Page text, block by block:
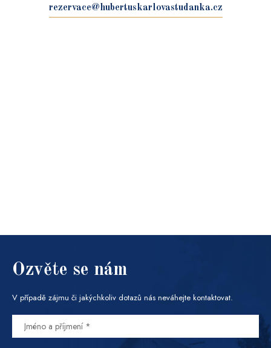
rezervace@hubertuskarlovastudanka.cz
Ozvěte se nám
V případě zájmu či jakýchkoliv dotazů nás neváhejte kontaktovat.